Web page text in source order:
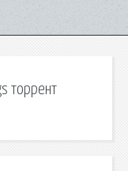
торрент